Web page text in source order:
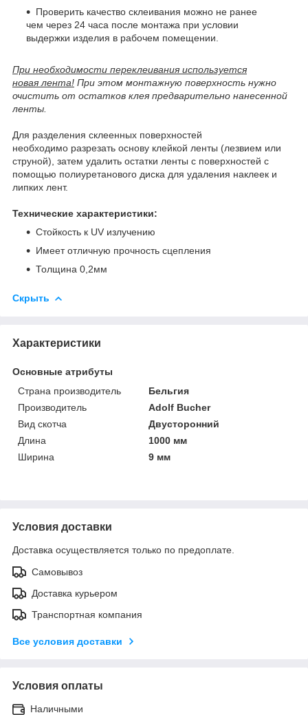
Проверить качество склеивания можно не ранее
чем через 24 часа после монтажа при условии
выдержки изделия в рабочем помещении.
При необходимости переклеивания используется
новая лента! При этом монтажную поверхность нужно
очистить от остатков клея предварительно нанесенной
ленты.
Для разделения склеенных поверхностей
необходимо разрезать основу клейкой ленты (лезвием или
струной), затем удалить остатки ленты с поверхностей с
помощью полиуретанового диска для удаления наклеек и
липких лент.
Технические характеристики:
Стойкость к UV излучению
Имеет отличную прочность сцепления
Толщина 0,2мм
Скрыть
Характеристики
Основные атрибуты
Страна производитель
Бельгия
Производитель
Adolf Bucher
Вид скотча
Двусторонний
Длина
1000 мм
Ширина
9 мм
Условия доставки
Доставка осуществляется только по предоплате.
Самовывоз
Доставка курьером
Транспортная компания
Все условия доставки
Условия оплаты
Наличными